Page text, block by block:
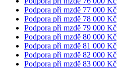
Podpora při mzdě 77 000 Kč
Podpora při mzdě 78 000 Kč
Podpora při mzdě 79 000 Kč
Podpora při mzdě 80 000 Kč
Podpora při mzdě 81 000 Kč
Podpora při mzdě 82 000 Kč
Podpora při mzdě 83 000 Kč